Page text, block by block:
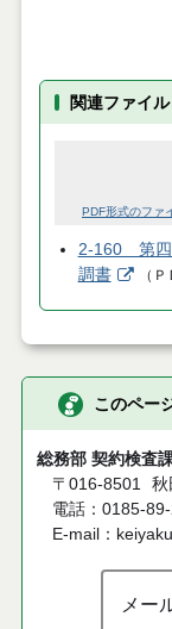
関連ファイル
PDF形式のファ
2-160 第四
調書
（ Ｐ
このペー
総務部 契約検査
〒016-8501 秋
電話：0185-
E-mail：
メー